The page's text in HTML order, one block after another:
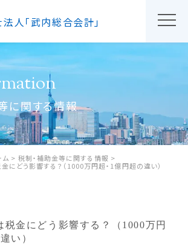
に関する情報
ム
税制・補助金等に関する情報
にどう影響する？（1000万円超・1億円超の違い）
税金にどう影響する？（1000万円
い）